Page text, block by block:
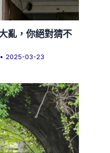
亂，你絕對猜不
• 2025-03-23